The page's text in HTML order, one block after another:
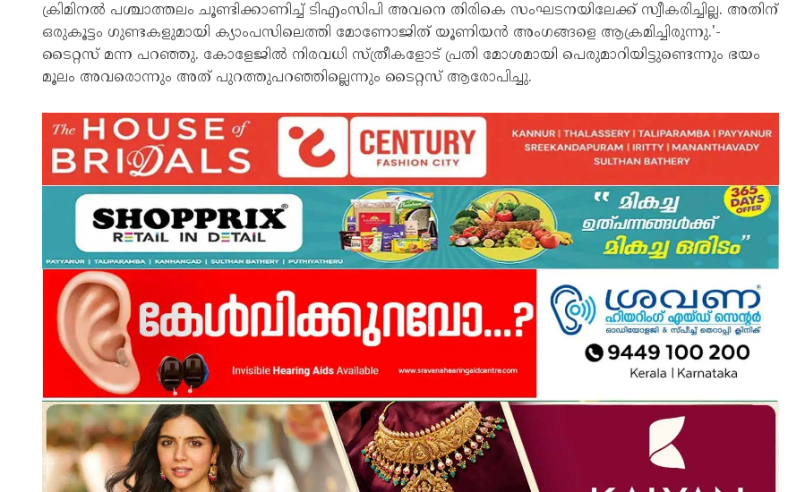
ക്രിമിനല്‍ പശ്ചാത്തലം ചൂണ്ടിക്കാണിച്ച് ടിഎംസിപി അവനെ തിരികെ സംഘടനയിലേക്ക് സ്വീകരിച്ചില്ല. അതിന്
ഒരുകൂട്ടം ഗുണ്ടകളുമായി ക്യാംപസിലെത്തി മോണോജിത് യൂണിയന്‍ അംഗങ്ങളെ ആക്രമിച്ചിരുന്നു.'-
ടൈറ്റസ് മന്ന പറഞ്ഞു. കോളേജില്‍ നിരവധി സ്ത്രീകളോട് പ്രതി മോശമായി പെരുമാറിയിട്ടുണ്ടെന്നും ഭയം
മൂലം അവരൊന്നും അത് പുറത്തുപറഞ്ഞില്ലെന്നും ടൈറ്റസ് ആരോപിച്ചു.